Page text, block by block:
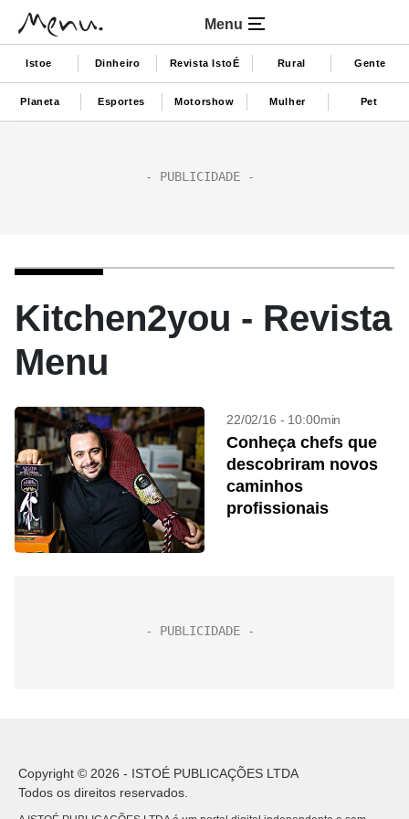
Menu
Istoe Dinheiro Revista IstoÉ Rural Gente
Planeta Esportes Motorshow Mulher Pet
Kitchen2you - Revista
Menu
22/02/16 - 10:00min
Conheça chefs que
descobriram novos
caminhos
profissionais
Copyright © 2026 - ISTOÉ PUBLICAÇÕES LTDA
Todos os direitos reservados.